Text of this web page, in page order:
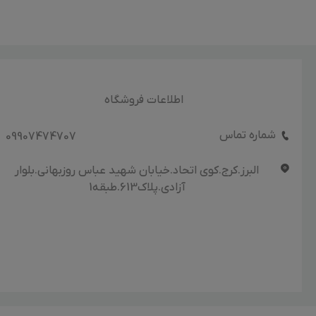
اطلاعات فروشگاه
شماره تماس 09907474707
البرز.کرج.کوی اتحاد.خیابان شهید عباس روزبهانی.بلوار
آزادی.پلاک613.طبقه1